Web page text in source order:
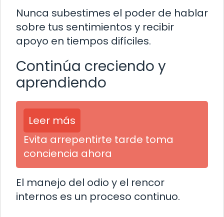
Nunca subestimes el poder de hablar
sobre tus sentimientos y recibir
apoyo en tiempos difíciles.
Continúa creciendo y
aprendiendo
Leer más
Evita arrepentirte tarde toma
conciencia ahora
El manejo del odio y el rencor
internos es un proceso continuo.